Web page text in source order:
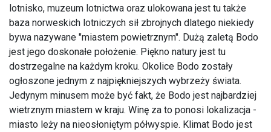
lotnisko, muzeum lotnictwa oraz ulokowana jest tu także
baza norweskich lotniczych sił zbrojnych dlatego niekiedy
bywa nazywane "miastem powietrznym". Dużą zaletą Bodo
jest jego doskonałe położenie. Piękno natury jest tu
dostrzegalne na każdym kroku. Okolice Bodo zostały
ogłoszone jednym z najpiękniejszych wybrzeży świata.
Jedynym minusem może być fakt, że Bodo jest najbardziej
wietrznym miastem w kraju. Winę za to ponosi lokalizacja -
miasto leży na nieosłoniętym półwyspie. Klimat Bodo jest